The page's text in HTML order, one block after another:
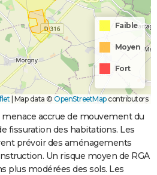
Faible
Moyen
Fort
| Map data © OpenStreetMapcontributors
accrue de mouvement du
fissuration des habitations. Les
prévoir des aménagements
Un risque moyen de RGA
plus modérées des sols. Les